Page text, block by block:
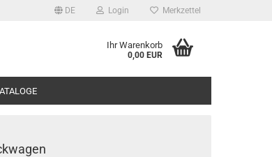
DE Login Merkzettel
Ihr Warenkorb
0,00 EUR